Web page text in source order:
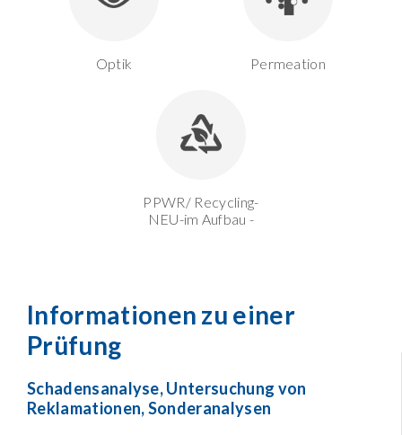
Optik Permeation
PPWR/ Recycling-
NEU-im Aufbau -
Informationen zu einer
Prüfung
Schadensanalyse, Untersuchung von
Reklamationen, Sonderanalysen